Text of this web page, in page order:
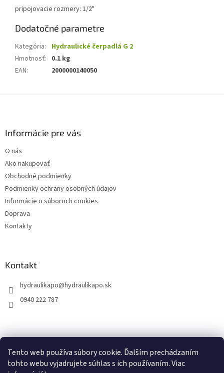
Tento web používa súbory cookie. Ďalším prechádzaním
tohto webu vyjadrujete súhlas s ich používaním. Viac
pripojovacie rozmery: 1/2"
Dodatočné parametre
Kategória:
Hydraulické čerpadlá G 2
Hmotnosť: 0.1 kg
EAN: 2000000140050
Informácie pre vás
O nás
Ako nakupovať
Obchodné podmienky
Podmienky ochrany osobných údajov
Informácie o súboroch cookies
Doprava
Kontakty
Kontakt
hydraulikapo@hydraulikapo.sk
0940 222 787